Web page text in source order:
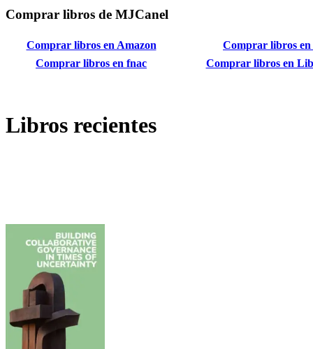
Comprar libros de MJCanel
Comprar libros en Amazon
Comprar libros
Comprar libros en fnac
Comprar libros en
Libros recientes